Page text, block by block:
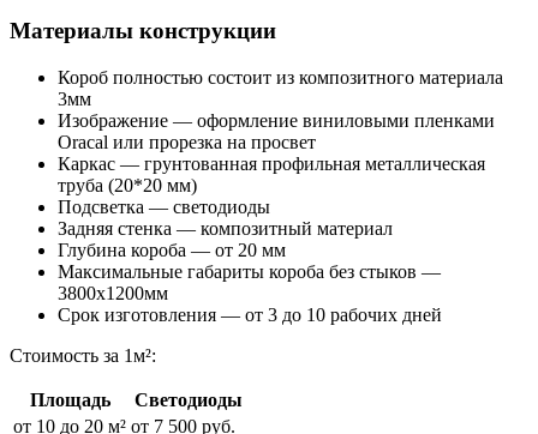
Материалы конструкции
Короб полностью состоит из композитного материала
3мм
Изображение — оформление виниловыми пленками
Oracal или прорезка на просвет
Каркас — грунтованная профильная металлическая
труба (20*20 мм)
Подсветка — светодиоды
Задняя стенка — композитный материал
Глубина короба — от 20 мм
Максимальные габариты короба без стыков —
3800х1200мм
Срок изготовления — от 3 до 10 рабочих дней
Стоимость за 1м²:
Площадь
Светодиоды
от 10 до 20 м² от 7 500 руб.